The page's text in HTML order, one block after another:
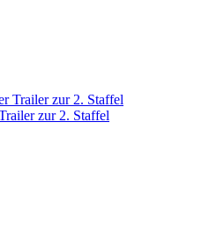
zur 2. Staffel